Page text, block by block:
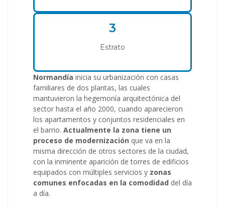
3
Estrato
Normandía inicia su urbanización con casas
familiares de dos plantas, las cuales
mantuvieron la hegemonía arquitectónica del
sector hasta el año 2000, cuando aparecieron
los apartamentos y conjuntos residenciales en
el barrio. Actualmente la zona tiene un
proceso de modernización que va en la
misma dirección de otros sectores de la ciudad,
con la inminente aparición de torres de edificios
equipados con múltiples servicios y zonas
comunes enfocadas en la comodidad del día
a día.